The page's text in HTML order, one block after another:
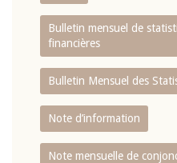
Bulletin mensuel de
financières
Bulletin Mensuel des
Note d’information
Note mensuelle de